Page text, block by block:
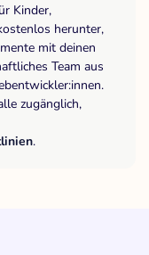
Kinder,
herunter,
mit deinen
Team aus
zugänglich,
.